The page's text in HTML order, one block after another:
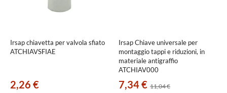
Irsap chiavetta per valvola sfiato
ATCHIAVSFIAE
2,26 €
Irsap Chiave universale per
montaggio tappi e riduzioni, in
materiale antigraffio
ATCHIAV000
7,34 € 11,04 €